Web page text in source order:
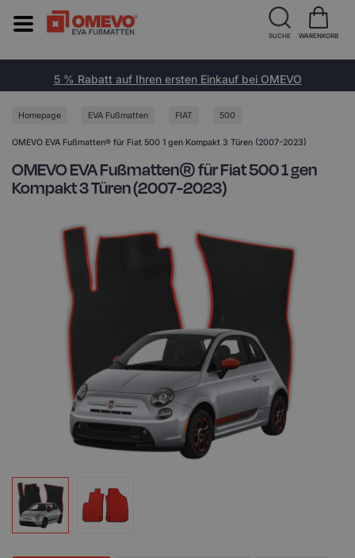
5 % Rabatt auf Ihren ersten Einkauf bei OMEVO
Homepage EVA Fußmatten FIAT 500
OMEVO EVA Fußmatten® für Fiat 500 1 gen Kompakt 3 Türen (2007-2023)
OMEVO EVA Fußmatten® für Fiat 500 1 gen
Kompakt 3 Türen (2007-2023)
SUCHE WARENKORB